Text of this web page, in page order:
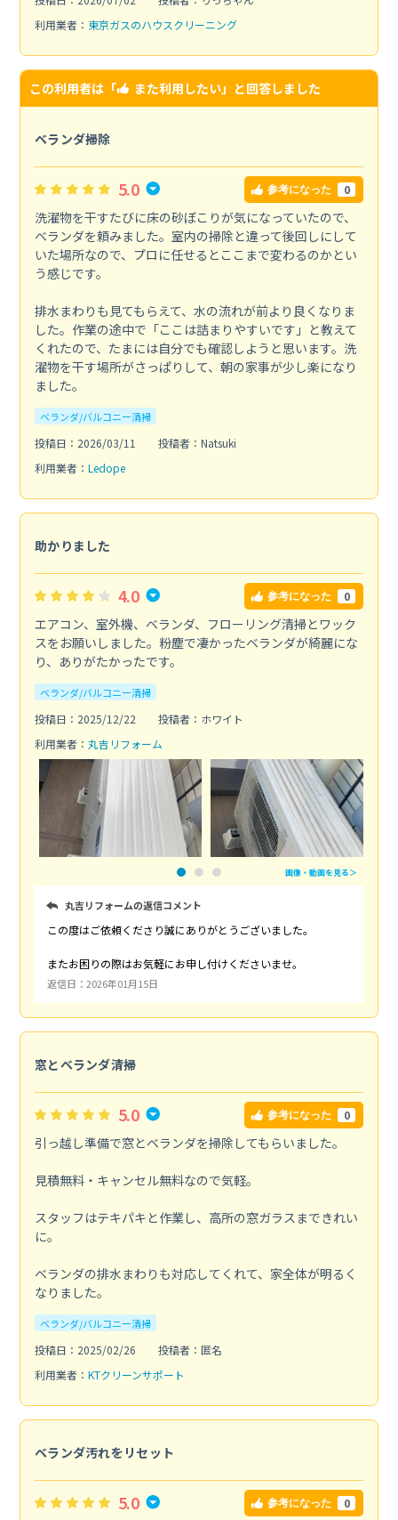
利用業者： 東京ガスのハウスクリーニング
この利用者は「 また利用したい」と回答しました
ベランダ掃除
5.0 参考になった 0
洗濯物を干すたびに床の砂ぼこりが気になっていたので、
ベランダを頼みました。室内の掃除と違って後回しにして
いた場所なので、プロに任せるとここまで変わるのかとい
う感じです。
排水まわりも見てもらえて、水の流れが前より良くなりま
した。作業の途中で「ここは詰まりやすいです」と教えて
くれたので、たまには自分でも確認しようと思います。洗
濯物を干す場所がさっぱりして、朝の家事が少し楽になり
ました。
ベランダ/バルコニー清掃
投稿日：2026/03/11
投稿者：Natsuki
利用業者： Ledope
助かりました
4.0 参考になった 0
エアコン、室外機、ベランダ、フローリング清掃とワック
スをお願いしました。粉塵で凄かったベランダが綺麗にな
り、ありがたかったです。
ベランダ/バルコニー清掃
投稿日：2025/12/22
投稿者：ホワイト
利用業者： 丸吉リフォーム
画像・動画を見る＞
丸吉リフォームの返信コメント
この度はご依頼くださり誠にありがとうございました。
またお困りの際はお気軽にお申し付けくださいませ。
返信日：2026年01月15日
窓とベランダ清掃
5.0 参考になった 0
引っ越し準備で窓とベランダを掃除してもらいました。
見積無料・キャンセル無料なので気軽。
スタッフはテキパキと作業し、高所の窓ガラスまできれい
に。
ベランダの排水まわりも対応してくれて、家全体が明るく
なりました。
ベランダ/バルコニー清掃
投稿日：2025/02/26
投稿者：匿名
利用業者： KTクリーンサポート
ベランダ汚れをリセット
5.0 参考になった 0